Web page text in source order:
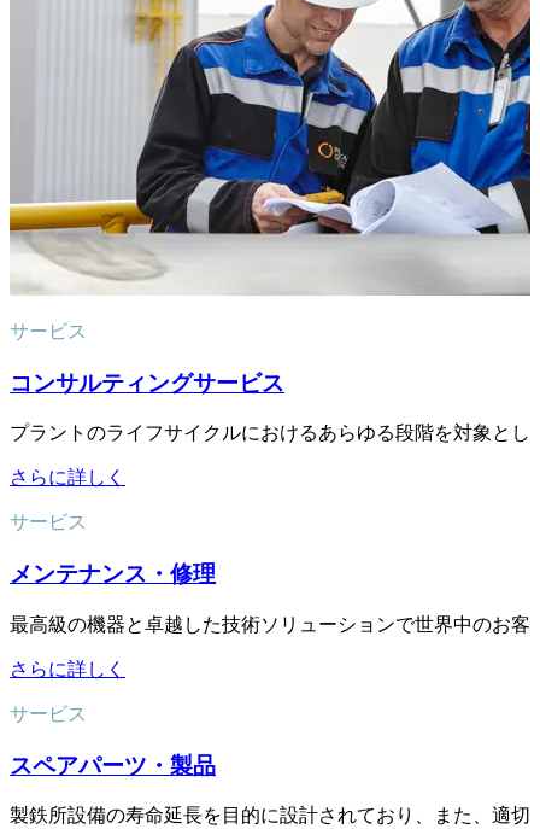
サービス
コンサルティングサービス
プラントのライフサイクルにおけるあらゆる段階を対象と
さらに詳しく
サービス
メンテナンス・修理
最高級の機器と卓越した技術ソリューションで世界中のお客
さらに詳しく
サービス
スペアパーツ・製品
製鉄所設備の寿命延長を目的に設計されており、また、適